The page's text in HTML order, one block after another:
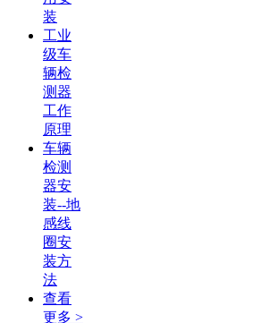
装
工业
级车
辆检
测器
工作
原理
车辆
检测
器安
装--地
感线
圈安
装方
法
查看
更多 >